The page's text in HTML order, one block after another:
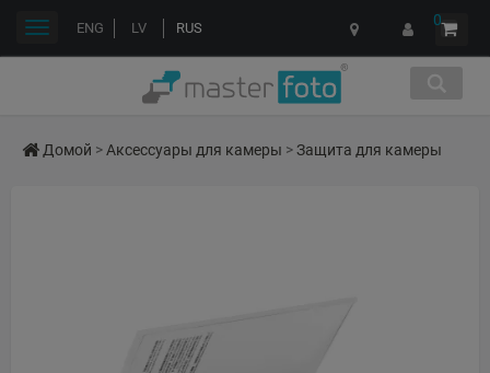
ENG LV RUS 0
Переключить
Домой >Аксессуары для камеры >Защита для камеры